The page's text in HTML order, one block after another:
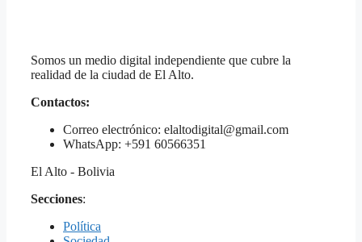
Somos un medio digital independiente que cubre la
realidad de la ciudad de El Alto.
Contactos:
Correo electrónico: elaltodigital@gmail.com
WhatsApp: +591 60566351
El Alto - Bolivia
Secciones:
Política